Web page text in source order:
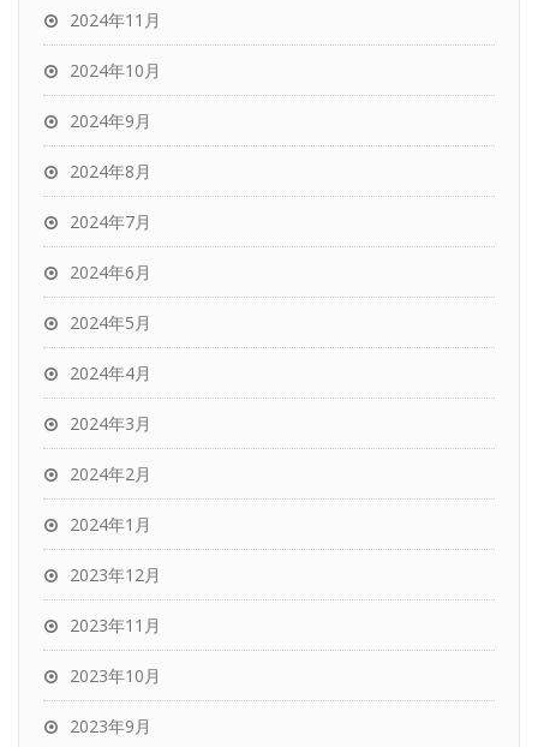
2024年11月
2024年10月
2024年9月
2024年8月
2024年7月
2024年6月
2024年5月
2024年4月
2024年3月
2024年2月
2024年1月
2023年12月
2023年11月
2023年10月
2023年9月